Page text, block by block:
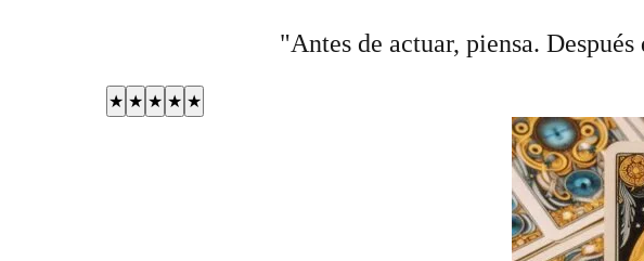
"Antes de actuar, piensa.
★ ★ ★ ★ ★